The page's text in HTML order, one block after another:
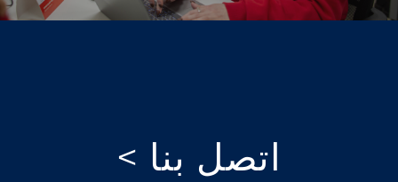
اتصل بنا >